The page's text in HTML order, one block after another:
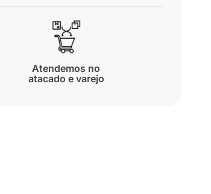
Atendemos no
atacado e varejo